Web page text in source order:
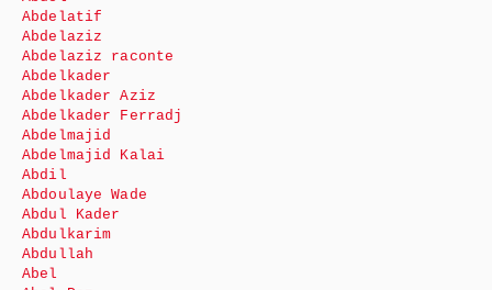
Abdelatif
Abdelaziz
Abdelaziz raconte
Abdelkader
Abdelkader Aziz
Abdelkader Ferradj
Abdelmajid
Abdelmajid Kalai
Abdil
Abdoulaye Wade
Abdul Kader
Abdulkarim
Abdullah
Abel